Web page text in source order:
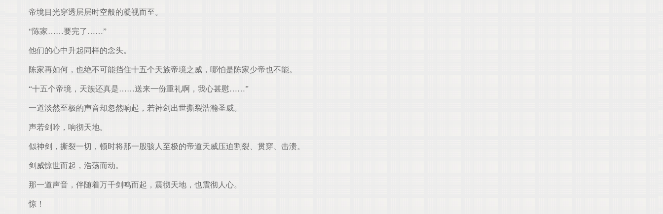
帝境目光穿透层层时空般的凝视而至。
“陈家……要完了……”
他们的心中升起同样的念头。
陈家再如何，也绝不可能挡住十五个天族帝境之威，哪怕是陈家少帝也不能。
“十五个帝境，天族还真是……送来一份重礼啊，我心甚慰……”
一道淡然至极的声音却忽然响起，若神剑出世撕裂浩瀚圣威。
声若剑吟，响彻天地。
似神剑，撕裂一切，顿时将那一股骇人至极的帝道天威压迫割裂、贯穿、击溃。
剑威惊世而起，浩荡而动。
那一道声音，伴随着万千剑鸣而起，震彻天地，也震彻人心。
惊！